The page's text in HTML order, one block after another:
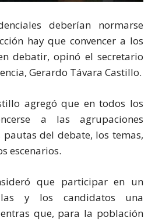
deberían normarse
hay que convencer a los
debatir, opinó el secretario
Gerardo Távara Castillo.
agregó que en todos los
a las agrupaciones
del debate, los temas,
escenarios.
que participar en un
y los candidatos una
que, para la población